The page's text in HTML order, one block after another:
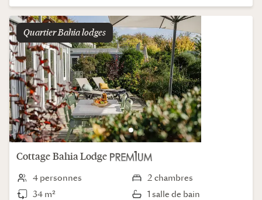
Quartier bahia lodges
Cottage Bahia Lodge
4 personnes
2 chambres
34 m²
1 salle de bain